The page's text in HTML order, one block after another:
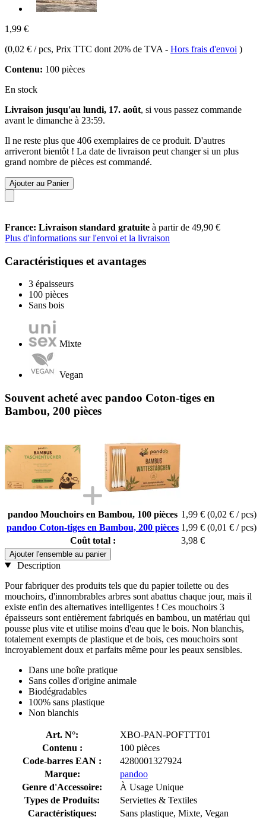
1,99 €
(0,02 € / pcs, Prix TTC dont 20% de TVA - Hors frais d'envoi )
Contenu: 100 pièces
En stock
Livraison jusqu'au lundi, 17. août, si vous passez commande
avant le dimanche à 23:59.
Il ne reste plus que 406 exemplaires de ce produit. D'autres
arriveront bientôt ! La date de livraison peut changer si un plus
grand nombre de pièces est commandé.
Ajouter au Panier
France: Livraison standard gratuite à partir de 49,90 €
Plus d'informations sur l'envoi et la livraison
Caractéristiques et avantages
3 épaisseurs
100 pièces
Sans bois
Mixte
Vegan
Souvent acheté avec pandoo Coton-tiges en
Bambou, 200 pièces
pandoo Mouchoirs en Bambou, 100 pièces 1,99 € (0,02 € / pcs)
pandoo Coton-tiges en Bambou, 200 pièces 1,99 € (0,01 € / pcs)
Coût total :
3,98 €
Ajouter l'ensemble au panier
Description
Pour fabriquer des produits tels que du papier toilette ou des
mouchoirs, d'innombrables arbres sont abattus chaque jour, mais il
existe enfin des alternatives intelligentes ! Ces mouchoirs 3
épaisseurs sont entièrement fabriqués en bambou, un matériau qui
pousse plus vite et utilise moins d'eau que le bois. Non blanchis,
totalement exempts de plastique et de bois, ces mouchoirs sont
incroyablement doux et parfaits même pour les peaux sensibles.
Dans une boîte pratique
Sans colles d'origine animale
Biodégradables
100% sans plastique
Non blanchis
Art. N°:
XBO-PAN-POFTTT01
Contenu :
100 pièces
Code-barres EAN :
4280001327924
Marque:
pandoo
Genre d'Accessoire:
À Usage Unique
Types de Produits:
Serviettes & Textiles
Caractéristiques:
Sans plastique, Mixte, Vegan